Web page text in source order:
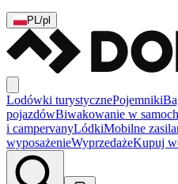
PL/pl
Lodówki turystycznePojemniki
pojazdówBiwakowanie w
i campervanyLódkiMobilne
wyposażenieWyprzedażeKupuj